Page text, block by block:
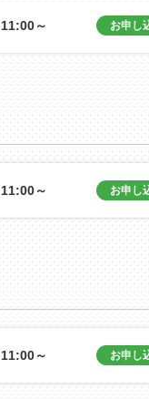
11:00～
11:00～
11:00～